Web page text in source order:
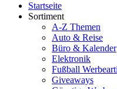
Startseite
Sortiment
A-Z Themen
Auto & Reise
Büro & Kalender
Elektronik
Fußball
Giveaways